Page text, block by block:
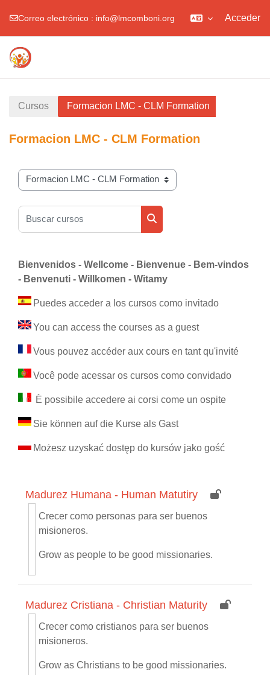
Correo electrónico : info@lmcomboni.org
Acceder
Colaboracion - Colaboration Web Blog
Cursos Formacion LMC - CLM Formation
Formacion LMC - CLM Formation
Categorías
Buscar cursos
Buscar cursos
Bienvenidos - Wellcome - Bienvenue - Bem-vindos
- Benvenuti - Willkomen - Witamy
Puedes acceder a los cursos como invitado
You can access the courses as a guest
Vous pouvez accéder aux cours en tant qu'invité
Você pode acessar os cursos como convidado
È possibile accedere ai corsi come un ospite
Sie können auf die Kurse als Gast
Możesz uzyskać dostęp do kursów jako gość
Madurez Humana - Human Matutiry
Crecer como personas para ser buenos
misioneros.
Grow as people to be good missionaries.
Madurez Cristiana - Christian Maturity
Crecer como cristianos para ser buenos
misioneros.
Grow as Christians to be good missionaries.